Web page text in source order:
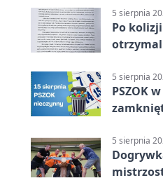
5 sierpnia
Po
5 sierpnia
PSZOK
5 sierpnia